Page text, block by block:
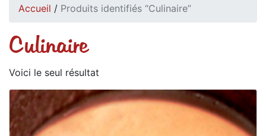
Accueil / Produits identifiés “Culinaire”
Culinaire
Voici le seul résultat